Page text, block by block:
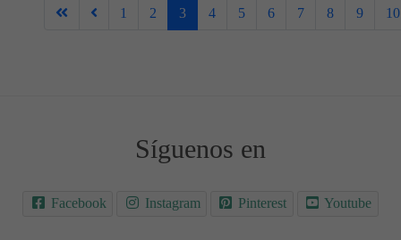
1 2 3 4 5 6 7 8 9 10
Síguenos en
Facebook Instagram Pinterest Youtube